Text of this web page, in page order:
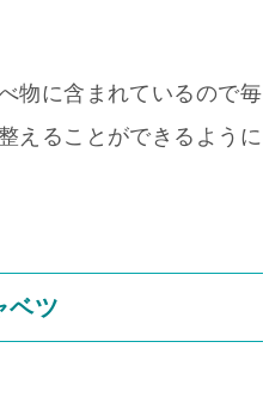
物に含まれているので毎
えることができるように
ベツ